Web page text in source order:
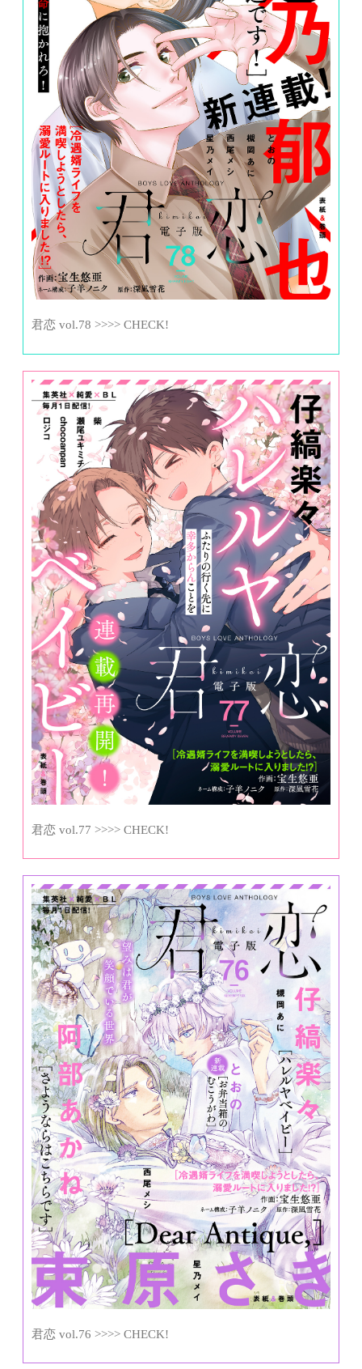
君恋 vol.78 >>>> CHECK!
君恋 vol.77 >>>> CHECK!
君恋 vol.76 >>>> CHECK!